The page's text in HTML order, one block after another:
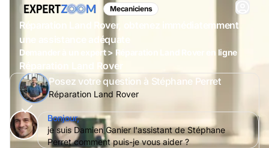
Mecaniciens
Réparation Land Rover, obtenez immédiatemment
une assistance adéquate
Demander à un expert > Réparation Land Rover en ligne
Réparation Land Rover
Posez votre question à Stéphane Perret
Réparation Land Rover
Bonjour,
je suis Damien Ganier l'assistant de Stéphane
Perret comment puis-je vous aider ?